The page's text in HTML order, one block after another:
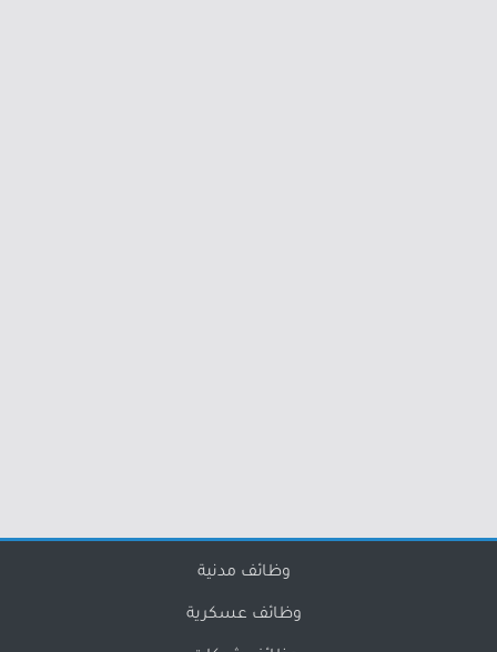
وظائف مدنية
وظائف عسكرية